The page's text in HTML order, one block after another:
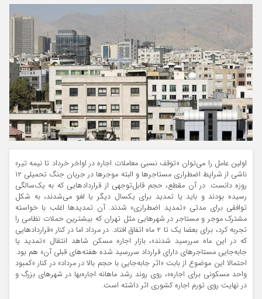
اولین عامل را می‌توان «توقف نسبی معاملات اجاره در اواخر خرداد تا نیمه تیر»
ناشی از شرایط اضطراری مستاجرها و البته موجرها در جریان جنگ تحمیلی ۱۲
روزه دانست. در آن مقطع، حجم قابل‌توجهی از قراردادهایی که به یک‌سالگی
رسیده بودند و باید یا تمدید برای یکسال دیگر یا لغو می‌شدند، به شکل
توافقی برای مدتی «تمدید اضطراری» شدند. آن تمدیدها اغلب با خواسته
مشترک موجر و مستاجر در شهرهایی مثل تهران که بیشترین حملات نظامی را
تجربه کرد، برای بعضا یک تا ۲ ماه اتفاق افتاد. در مرداد اما در کنار «قراردادهایی
که در این ماه سررسید شدند»، بازار اجاره مسکن شاهد انتقال «تمدید یا
جابه‌جایی مستاجرهای دارای قرارداد سررسید شده هفته‌های قبلی آن» هم بود.
احتمالا این موضوع از بابت «اثر جابه‌جایی با حجم بالا در مرداد» در کنار «کمبود
واحد مسکونی برای اجاره»، روی روند رشد ماهانه اجاره‌بها در شهرهای بزرگ و
در نهایت روی تورم اجاره کشوری اثر داشته است.